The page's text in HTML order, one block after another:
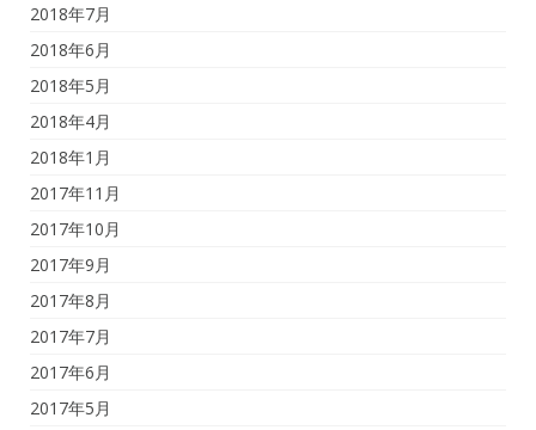
2018年7月
2018年6月
2018年5月
2018年4月
2018年1月
2017年11月
2017年10月
2017年9月
2017年8月
2017年7月
2017年6月
2017年5月